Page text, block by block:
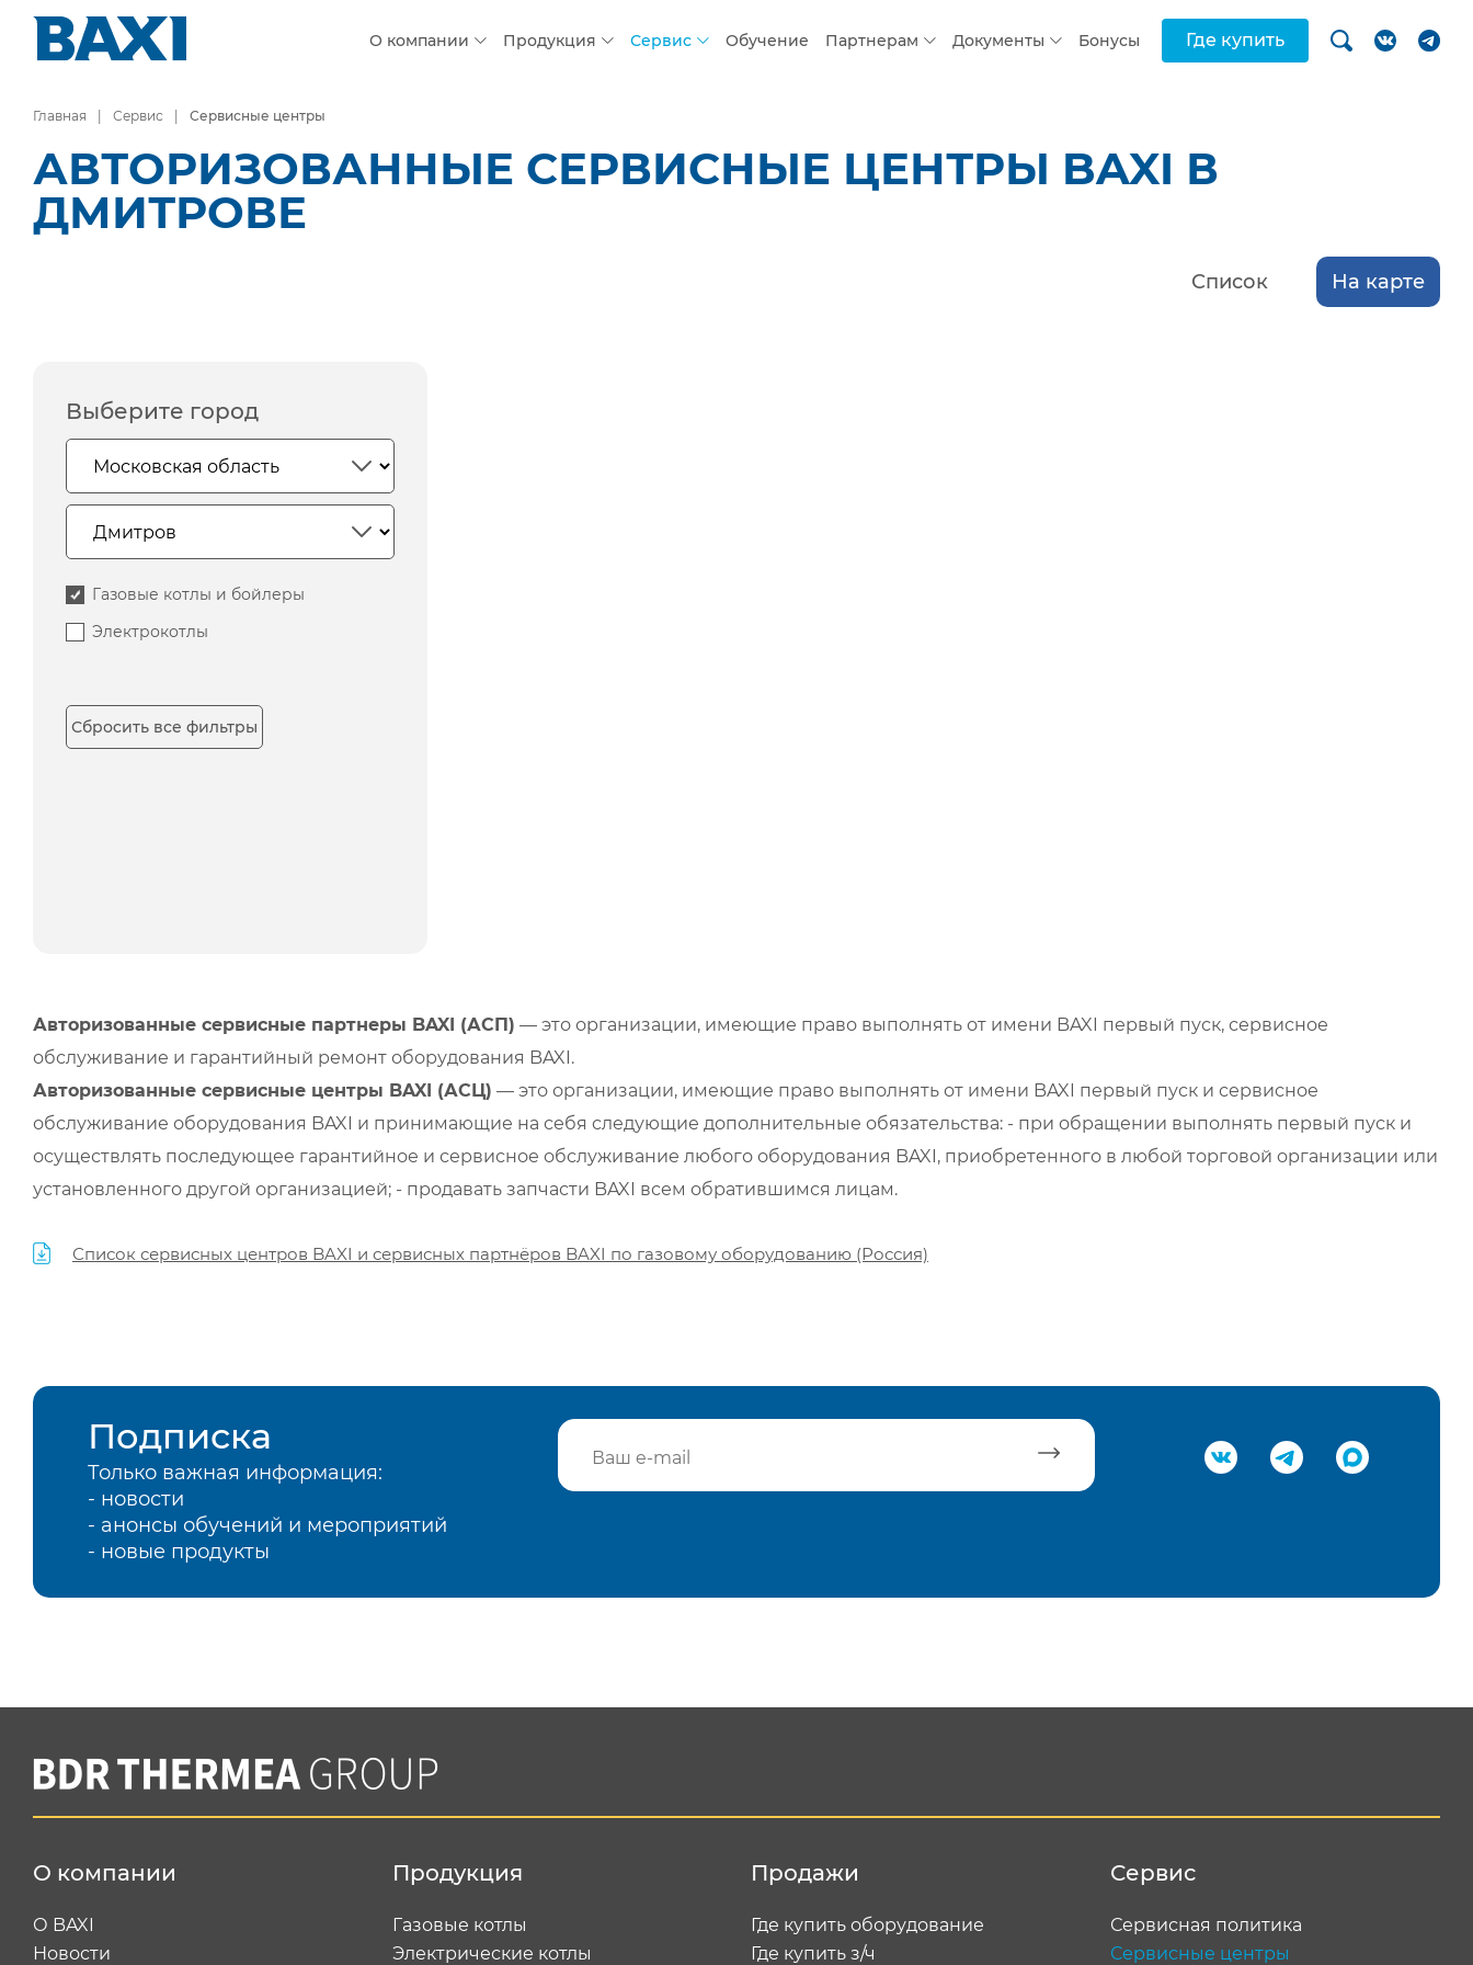
О компании Продукция Сервис Обучение Партнерам Документы Бонусы Где купить
Главная Сервис Сервисные центры
АВТОРИЗОВАННЫЕ СЕРВИСНЫЕ ЦЕНТРЫ BAXI В
ДМИТРОВЕ
Список На карте
Выберите город
Газовые котлы и бойлеры
Электрокотлы
Сбросить все фильтры
Авторизованные сервисные партнеры BAXI (АСП) — это организации, имеющие право выполнять от имени BAXI первый пуск, сервисное
обслуживание и гарантийный ремонт оборудования BAXI.
Авторизованные сервисные центры BAXI (АСЦ) — это организации, имеющие право выполнять от имени BAXI первый пуск и сервисное
обслуживание оборудования BAXI и принимающие на себя следующие дополнительные обязательства: - при обращении выполнять первый пуск и
осуществлять последующее гарантийное и сервисное обслуживание любого оборудования BAXI, приобретенного в любой торговой организации или
установленного другой организацией; - продавать запчасти BAXI всем обратившимся лицам.
Список сервисных центров BAXI и сервисных партнёров BAXI по газовому оборудованию (Россия)
Подписка
Только важная информация:
- новости
- анонсы обучений и мероприятий
- новые продукты
О компании
О BAXI
Новости
Продукция
Газовые котлы
Электрические котлы
Продажи
Где купить оборудование
Где купить з/ч
Сервис
Сервисная политика
Сервисные центры